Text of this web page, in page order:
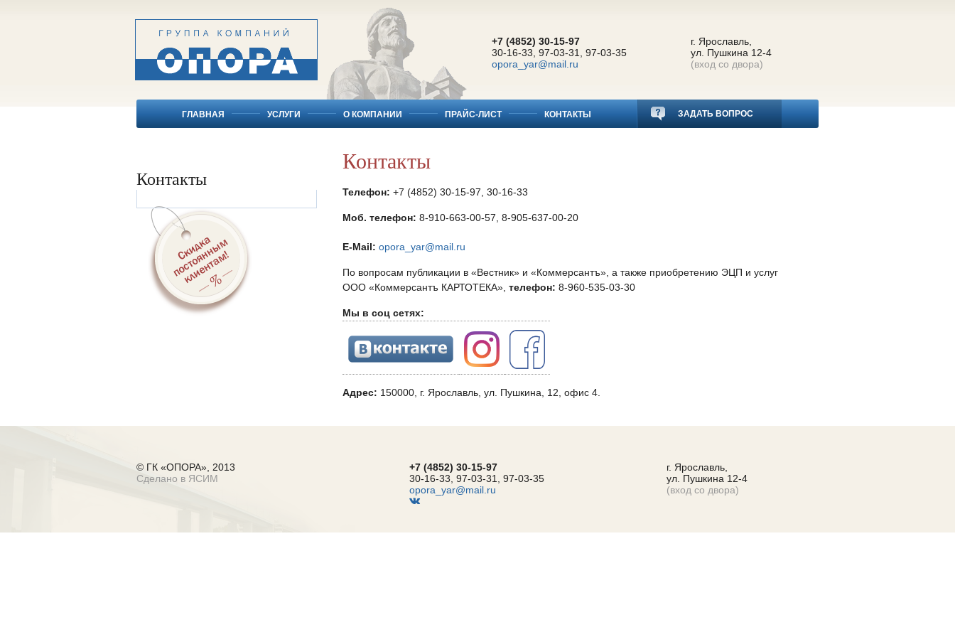
+7 (4852) 30-15-97
30-16-33, 97-03-31, 97-03-35
opora_yar@mail.ru
г. Ярославль,
ул. Пушкина 12-4
(вход со двора)
ГЛАВНАЯ УСЛУГИ О КОМПАНИИ ПРАЙС-ЛИСТ КОНТАКТЫ ЗАДАТЬ ВОПРОС
Контакты
Контакты
Телефон: +7 (4852) 30-15-97, 30-16-33
Моб. телефон: 8-910-663-00-57, 8-905-637-00-20
E-Mail: opora_yar@mail.ru
По вопросам публикации в «Вестник» и «Коммерсантъ», а также приобретению ЭЦП и услуг
ООО «Коммерсантъ КАРТОТЕКА», телефон: 8-960-535-03-30
Мы в соц сетях:
Адрес: 150000, г. Ярославль, ул. Пушкина, 12, офис 4.
© ГК «ОПОРА», 2013
Сделано в ЯСИМ
+7 (4852) 30-15-97
30-16-33, 97-03-31, 97-03-35
opora_yar@mail.ru
г. Ярославль,
ул. Пушкина 12-4
(вход со двора)